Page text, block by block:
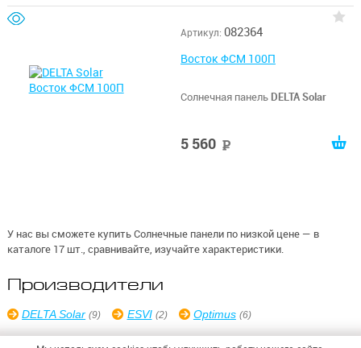
Артикул: 082364
Восток ФСМ 100П
Солнечная панель DELTA Solar
5 560
У нас вы сможете купить Солнечные панели по низкой цене — в
каталоге 17 шт., сравнивайте, изучайте характеристики.
Производители
DELTA Solar (9) ESVI (2) Optimus (6)